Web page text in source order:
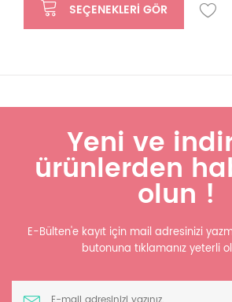
SEÇENEKLERI GÖR
Yeni ve
ürünlerden
olun !
E-Bülten'e kayıt için mail adresinizi
butonuna tıklamanız yeterli